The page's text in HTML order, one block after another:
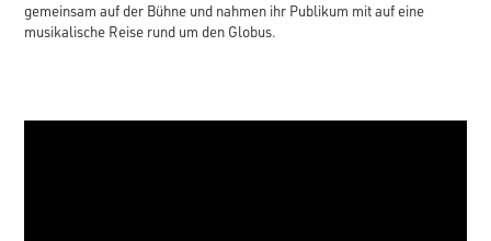
gemeinsam auf der Bühne und nahmen ihr Publikum mit auf eine
musikalische Reise rund um den Globus.